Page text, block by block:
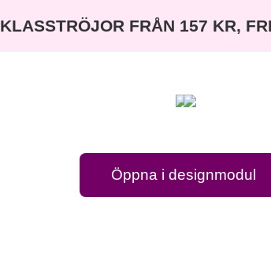
KLASSTRÖJOR FRÅN 157 KR,
Öppna i designmodul